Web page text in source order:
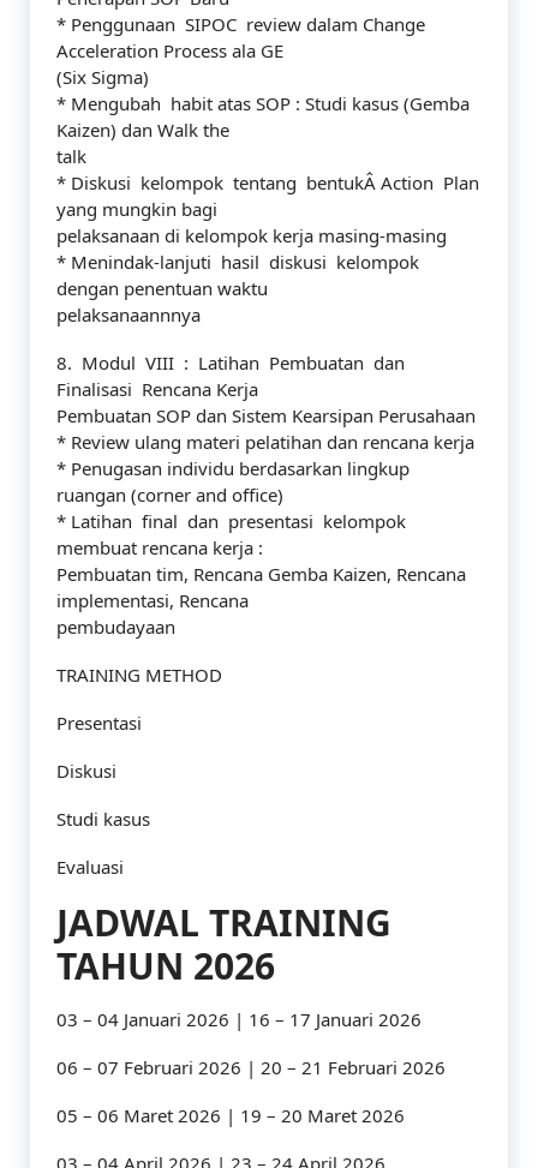
* Penggunaan SIPOC review dalam Change
Acceleration Process ala GE
(Six Sigma)
* Mengubah habit atas SOP : Studi kasus (Gemba
Kaizen) dan Walk the
talk
* Diskusi kelompok tentang bentukÂ Action Plan
yang mungkin bagi
pelaksanaan di kelompok kerja masing-masing
* Menindak-lanjuti hasil diskusi kelompok
dengan penentuan waktu
pelaksanaannnya
8. Modul VIII : Latihan Pembuatan dan
Finalisasi Rencana Kerja
Pembuatan SOP dan Sistem Kearsipan Perusahaan
* Review ulang materi pelatihan dan rencana kerja
* Penugasan individu berdasarkan lingkup
ruangan (corner and office)
* Latihan final dan presentasi kelompok
membuat rencana kerja :
Pembuatan tim, Rencana Gemba Kaizen, Rencana
implementasi, Rencana
pembudayaan
TRAINING METHOD
Presentasi
Diskusi
Studi kasus
Evaluasi
JADWAL TRAINING
TAHUN 2026
03 – 04 Januari 2026 | 16 – 17 Januari 2026
06 – 07 Februari 2026 | 20 – 21 Februari 2026
05 – 06 Maret 2026 | 19 – 20 Maret 2026
03 – 04 April 2026 | 23 – 24 April 2026